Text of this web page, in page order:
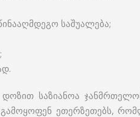
საშუალება;
საზიანოა
ეთერზეთებს,